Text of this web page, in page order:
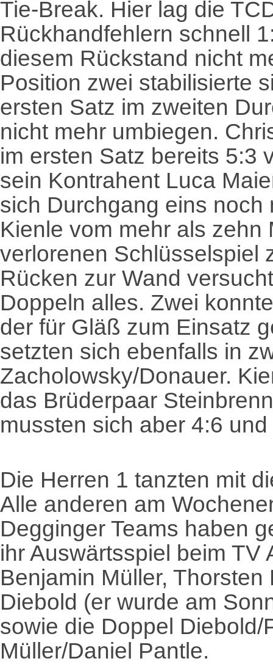
Tie-Break. Hier lag die
Rückhandfehlern schnell
diesem Rückstand nicht
Position zwei stabilisierte
ersten Satz im zweiten
nicht mehr umbiegen.
im ersten Satz bereits 5:3
sein Kontrahent Luca
sich Durchgang eins noch
Kienle vom mehr als
verlorenen Schlüsselspiel
Rücken zur Wand
Doppeln alles. Zwei
der für Gläß zum Einsatz
setzten sich ebenfalls in
Zacholowsky/Donauer.
das Brüderpaar
mussten sich aber 4:6
Die Herren 1 tanzten mit
Alle anderen am
Degginger Teams haben
ihr Auswärtsspiel beim TV
Benjamin Müller,
Diebold (er wurde am
sowie die Doppel
Müller/Daniel Pantle.